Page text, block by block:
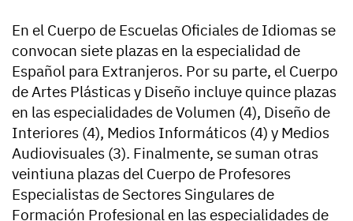
En el Cuerpo de Escuelas Oficiales de Idiomas se
convocan siete plazas en la especialidad de
Español para Extranjeros. Por su parte, el Cuerpo
de Artes Plásticas y Diseño incluye quince plazas
en las especialidades de Volumen (4), Diseño de
Interiores (4), Medios Informáticos (4) y Medios
Audiovisuales (3). Finalmente, se suman otras
veintiuna plazas del Cuerpo de Profesores
Especialistas de Sectores Singulares de
Formación Profesional en las especialidades de